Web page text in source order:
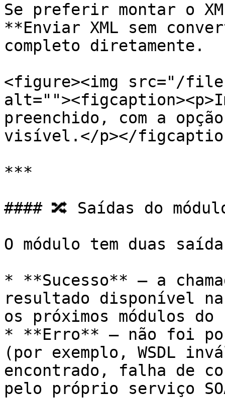
Se preferir montar o
**Enviar XML sem
completo diretamente.
<figure><img src="/files/
preenchido, com a
visível.</p></
***
#### 🔀 Saídas do
O módulo tem duas
* **Sucesso** — a
resultado disponível
os próximos módulos
* **Erro** — não foi
(por exemplo, WSDL
encontrado, falha de
pelo próprio serviço